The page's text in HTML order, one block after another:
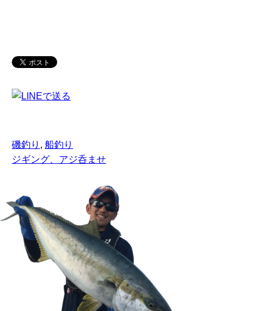
磯釣り , 船釣り
ジギング、アジ呑ませ